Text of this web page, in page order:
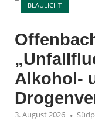
BLAULICHT
Alkohol-
3. August 2026